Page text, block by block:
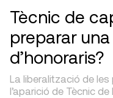
Tècnic de
preparar
d’honoraris?
La liberalització de
l’aparició de Tècnic de